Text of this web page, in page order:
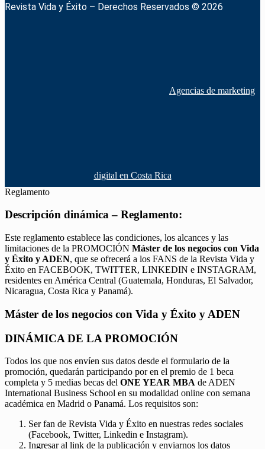
Revista Vida y Éxito – Derechos Reservados © 2026
Agencias de marketing
digital en Costa Rica
Reglamento
Descripción dinámica – Reglamento:
Este reglamento establece las condiciones, los alcances y las
limitaciones de la PROMOCIÓN Máster de los negocios con Vida
y Éxito y ADEN, que se ofrecerá a los FANS de la Revista Vida y
Éxito en FACEBOOK, TWITTER, LINKEDIN e INSTAGRAM,
residentes en América Central (Guatemala, Honduras, El Salvador,
Nicaragua, Costa Rica y Panamá).
Máster de los negocios con Vida y Éxito y ADEN
DINÁMICA DE LA PROMOCIÓN
Todos los que nos envíen sus datos desde el formulario de la
promoción, quedarán participando por en el premio de 1 beca
completa y 5 medias becas del ONE YEAR MBA de ADEN
International Business School en su modalidad online con semana
académica en Madrid o Panamá. Los requisitos son:
Ser fan de Revista Vida y Éxito en nuestras redes sociales
(Facebook, Twitter, Linkedin e Instagram).
Ingresar al link de la publicación y enviarnos los datos